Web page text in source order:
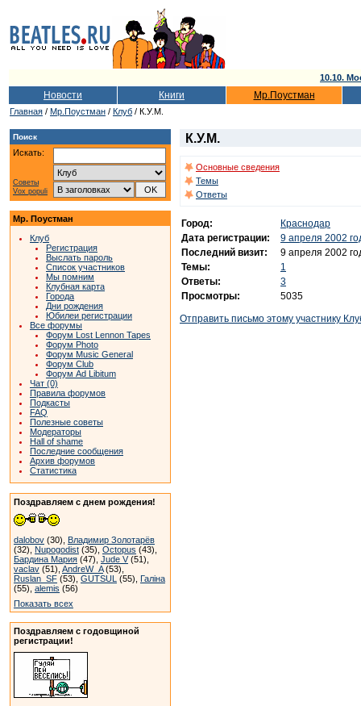
10.10.
Новости Книги Мр.Поустман
Главная / Мр.Поустман / Клуб / К.У.М.
Поиск
Искать:
Советы
Vox populi
Мр. Поустман
Клуб
Регистрация
Выслать пароль
Список участников
Мы помним
Клубная карта
Города
Дни рождения
Юбилеи регистрации
Все форумы
Форум Lost Lennon Tapes
Форум Photo
Форум Music General
Форум Club
Форум Ad Libitum
Чат (0)
Правила форумов
Подкасты
FAQ
Полезные советы
Модераторы
Hall of shame
Последние сообщения
Архив форумов
Статистика
Поздравляем с днем рождения!
dalobov (30), Владимир Золотарёв
(32), Nupogodist (35), Octopus (43),
Бардина Мария (47), Jude V(51),
vaclav (51), AndreW_A(53),
Ruslan_SF (53), GUTSUL (55), Галіна
(55), alemis (56)
Показать всех
Поздравляем с годовщиной
регистрации!
К.У.М.
Основные сведения
Темы
Ответы
Город:
Краснодар
Дата регистрации:
9 апреля 2002
Последний визит:
9 апреля 2002
Темы:
1
Ответы:
3
Просмотры:
5035
Отправить письмо этому участнику